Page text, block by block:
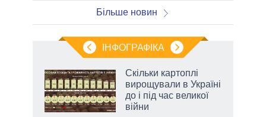
Більше новин
ІНФОГРАФІКА
Скільки картоплі
вирощували в Україні
до і під час великої
війни